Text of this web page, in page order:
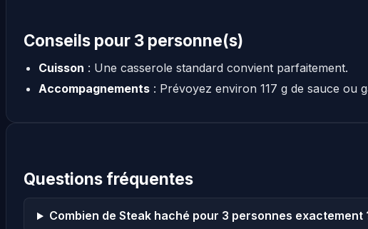
Conseils pour 3 personne(s)
Cuisson : Une casserole standard convient parfaitement.
Accompagnements: Prévoyez environ 117 g de sauce ou
Questions fréquentes
Combien de Steak haché pour 3 personnes exactement